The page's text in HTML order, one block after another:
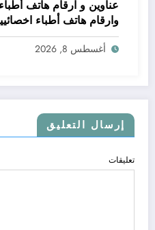
عناوين و ارقام هاتف
وارقام هاتف أطباء
أغسطس 8, 2026
إرسال التعليق
تعليقات